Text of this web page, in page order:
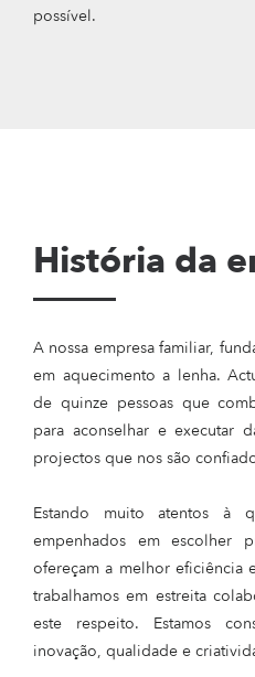
possível.
História da
A nossa empresa familiar,
em aquecimento a lenha.
de quinze pessoas que
para aconselhar e executar
projectos que nos são
Estando muito atentos à
empenhados em escolher
ofereçam a melhor eficiência
trabalhamos em estreita
este respeito. Estamos
inovação, qualidade e